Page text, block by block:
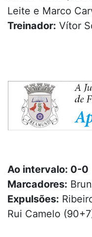
Leite e Marco
Treinador: Vítor
Ao intervalo: 0-0
Marcadores:
Expulsões:
Rui Camelo